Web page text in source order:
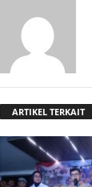
ARTIKEL TERKAIT